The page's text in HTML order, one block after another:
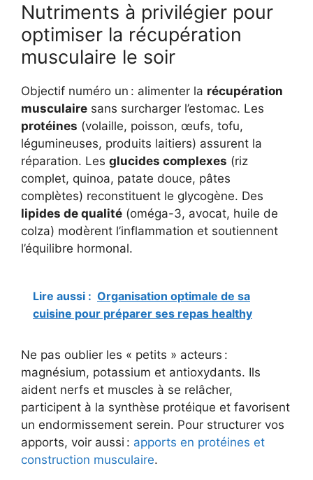
Nutriments à privilégier pour
optimiser la récupération
musculaire le soir
Objectif numéro un : alimenter la récupération
musculaire sans surcharger l’estomac. Les
protéines (volaille, poisson, œufs, tofu,
légumineuses, produits laitiers) assurent la
réparation. Les glucides complexes (riz
complet, quinoa, patate douce, pâtes
complètes) reconstituent le glycogène. Des
lipides de qualité (oméga-3, avocat, huile de
colza) modèrent l’inflammation et soutiennent
l’équilibre hormonal.
Lire aussi : Organisation optimale de sa
cuisine pour préparer ses repas healthy
Ne pas oublier les « petits » acteurs :
magnésium, potassium et antioxydants. Ils
aident nerfs et muscles à se relâcher,
participent à la synthèse protéique et favorisent
un endormissement serein. Pour structurer vos
apports, voir aussi : apports en protéines et
construction musculaire.